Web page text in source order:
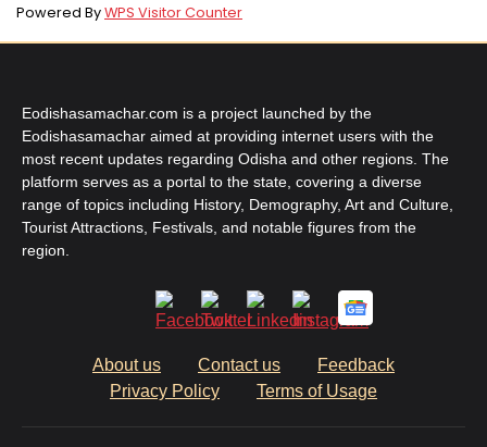
Powered ByWPS Visitor Counter
Eodishasamachar.com is a project launched by the
Eodishasamachar aimed at providing internet users with the
most recent updates regarding Odisha and other regions. The
platform serves as a portal to the state, covering a diverse
range of topics including History, Demography, Art and Culture,
Tourist Attractions, Festivals, and notable figures from the
region.
About us Contact us
Feedback
Privacy Policy
Terms of Usage